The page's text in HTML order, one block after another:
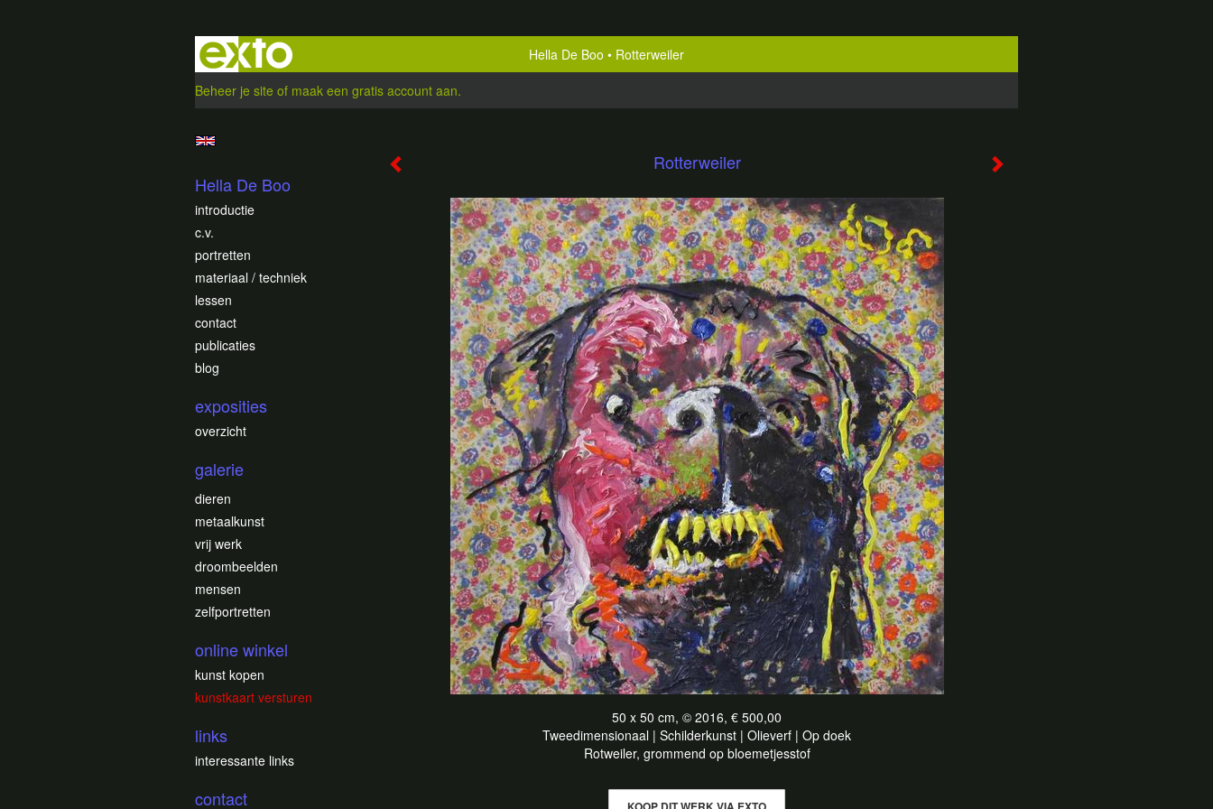
Hella De Boo
Rotterweiler
Beheer je site of maak een gratis account aan.
Rotterweiler
50 x 50 cm, © 2016, € 500,00
Tweedimensionaal | Schilderkunst | Olieverf | Op doek
Rotweiler, grommend op bloemetjesstof
Hella De Boo
introductie
c.v.
portretten
materiaal / techniek
lessen
contact
publicaties
blog
exposities
overzicht
galerie
dieren
metaalkunst
vrij werk
droombeelden
mensen
zelfportretten
online winkel
kunst kopen
kunstkaart versturen
links
interessante links
contact